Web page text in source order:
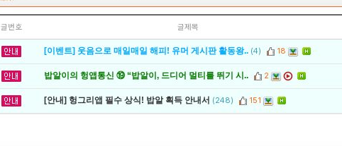
글번호 글제목
[이벤트] 웃음으로 매일매일 해피! 유머 게시판 활동왕.. (4) 18
밥알이의 헝앱통신 ⑲ “밥알이, 드디어 멀티를 뛰기 시.. 2
[안내] 헝그리앱 필수 상식! 밥알 획득 안내서 (248) 151